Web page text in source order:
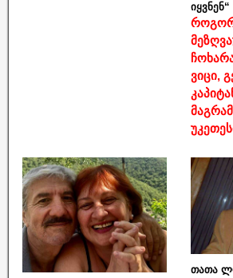
იყვნენ“
ვიცი,
თათა